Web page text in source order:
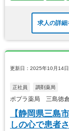
求人の詳細
更新日：2025年10月14日
正社員 調剤薬局
ポプラ薬局 三島徳
【静岡県三島
しの心で患者